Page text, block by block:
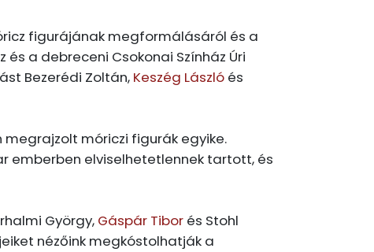
figurájának megformálásáról és a
a debreceni Csokonai Színház Úri
Bezerédi Zoltán, Keszég László és
móriczi figurák egyike.
emberben elviselhetetlennek tartott, és
György, Gáspár Tibor és Stohl
nézőink megkóstolhatják a